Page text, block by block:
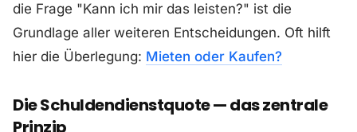
die Frage "Kann ich mir das leisten?" ist die
Grundlage aller weiteren Entscheidungen. Oft hilft
hier die Überlegung: Mieten oder Kaufen?
Die Schuldendienstquote — das zentrale
Prinzip